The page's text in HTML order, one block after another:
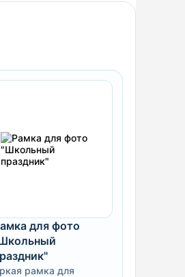
для фото
рамка для